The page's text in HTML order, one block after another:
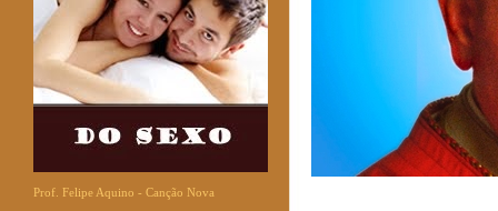
Prof. Felipe Aquino - Canção Nova